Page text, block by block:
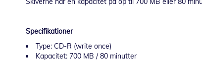
Specifikationer
Type: CD-R (write once)
Kapacitet: 700 MB / 80 minutter